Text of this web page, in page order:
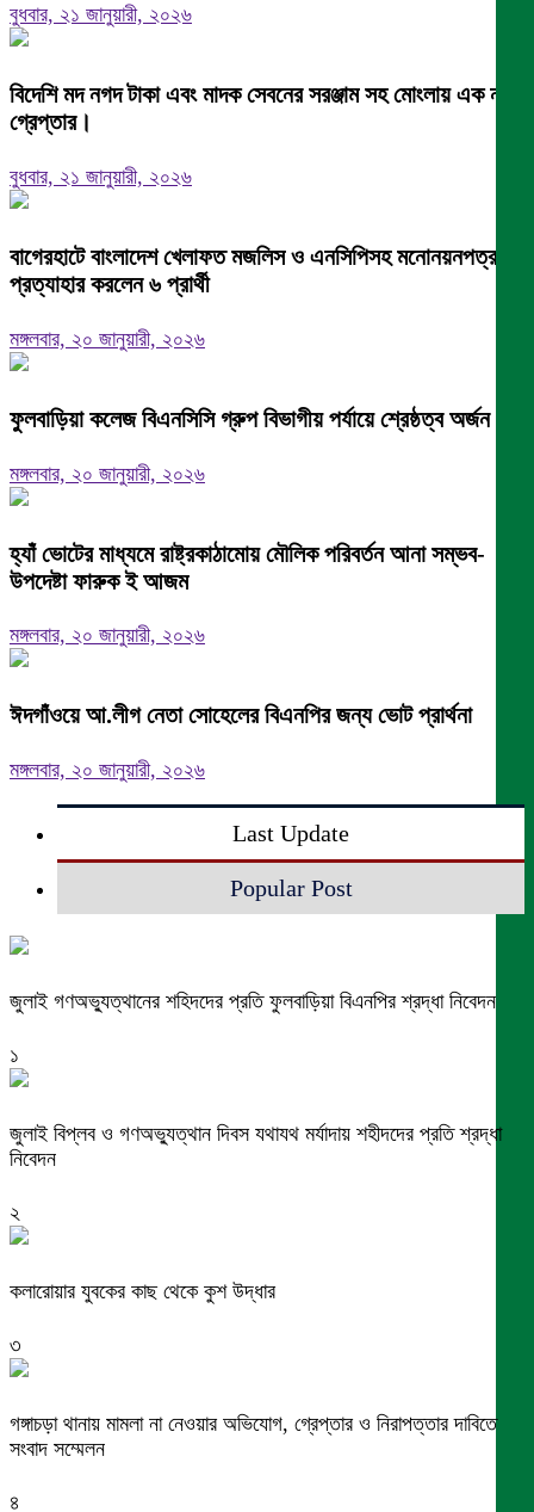
বুধবার, ২১ জানুয়ারী, ২০২৬
বিদেশি মদ নগদ টাকা এবং মাদক সেবনের সরঞ্জাম সহ মোংলায় এক নারী
গ্রেপ্তার।
বুধবার, ২১ জানুয়ারী, ২০২৬
বাগেরহাটে বাংলাদেশ খেলাফত মজলিস ও এনসিপিসহ মনোনয়নপত্র
প্রত্যাহার করলেন ৬ প্রার্থী
মঙ্গলবার, ২০ জানুয়ারী, ২০২৬
ফুলবাড়িয়া কলেজ বিএনসিসি গ্রুপ বিভাগীয় পর্যায়ে শ্রেষ্ঠত্ব অর্জন।
মঙ্গলবার, ২০ জানুয়ারী, ২০২৬
হ্যাঁ ভোটের মাধ্যমে রাষ্ট্রকাঠামোয় মৌলিক পরিবর্তন আনা সম্ভব-
উপদেষ্টা ফারুক ই আজম
মঙ্গলবার, ২০ জানুয়ারী, ২০২৬
ঈদগাঁওয়ে আ.লীগ নেতা সোহেলের বিএনপির জন্য ভোট প্রার্থনা
মঙ্গলবার, ২০ জানুয়ারী, ২০২৬
Last Update
Popular Post
জুলাই গণঅভ্যুত্থানের শহিদদের প্রতি ফুলবাড়িয়া বিএনপির শ্রদ্ধা নিবেদন
১
জুলাই বিপ্লব ও গণঅভ্যুত্থান দিবস যথাযথ মর্যাদায় শহীদদের প্রতি শ্রদ্ধা
নিবেদন
২
কলারোয়ার যুবকের কাছ থেকে কুশ উদ্ধার
৩
গঙ্গাচড়া থানায় মামলা না নেওয়ার অভিযোগ, গ্রেপ্তার ও নিরাপত্তার দাবিতে
সংবাদ সম্মেলন
৪